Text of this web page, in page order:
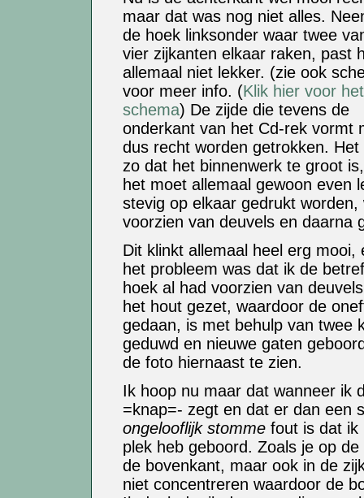
maar dat was nog niet alles.
de hoek linksonder waar twee
vier zijkanten elkaar raken, past
allemaal niet lekker. (zie ook
voor meer info. (Klik hier voor het
schema) De zijde die tevens de
onderkant van het Cd-rek vormt
dus recht worden getrokken. Het
zo dat het binnenwerk te groot
het moet allemaal gewoon even
stevig op elkaar gedrukt worden,
voorzien van deuvels en daarna
Dit klinkt allemaal heel erg mooi,
het probleem was dat ik de
hoek al had voorzien van
het hout gezet, waardoor de
gedaan, is met behulp van twee
geduwd en nieuwe gaten
de foto hiernaast te zien.
Ik hoop nu maar dat wanneer ik
=knap=- zegt en dat er dan een
ongelooflijk stomme fout is dat ik
plek heb geboord. Zoals je op
de bovenkant, maar ook in de
niet concentreren waardoor de